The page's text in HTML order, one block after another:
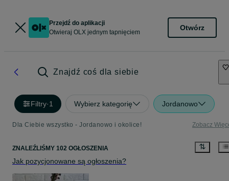
Przejdź do aplikacji
Otwieraj OLX jednym tapnięciem
Otwórz
Znajdź coś dla siebie
Filtry·1 Wybierz kategorię Jordanowo
Dla Ciebie wszystko - Jordanowo i okolice! Zobacz
ZNALEŹLIŚMY 102 OGŁOSZENIA
Jak pozycjonowane są ogłoszenia?